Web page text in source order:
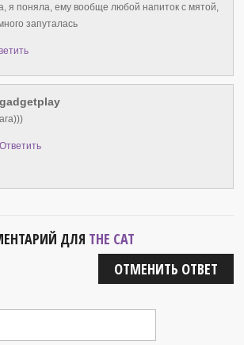
я поняла, ему вообще любой напиток с мятой,
запуталась
gadgetplay
ага)))
Ответить
ДЛЯ THE CAT
ОТМЕНИТЬ ОТВЕТ